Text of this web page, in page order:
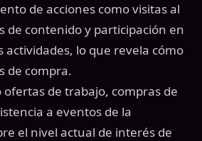
de acciones como visitas al
de contenido y participación en
actividades, lo que revela cómo
de compra.
de trabajo, compras de
a eventos de la
el nivel actual de interés de